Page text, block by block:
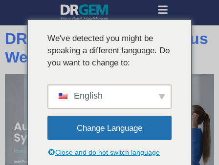
DRGEM Meluncurkan Situs
Web Baru
We've detected you might be
speaking a different language. Do
you want to change to:
English
Change Language
Close and do not switch language